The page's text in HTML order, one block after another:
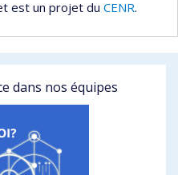
est un projet du CENR.
dans nos équipes